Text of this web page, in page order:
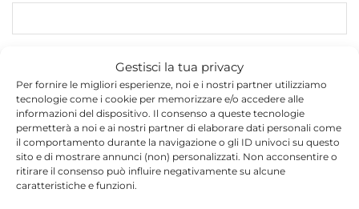
Gestisci la tua privacy
Per fornire le migliori esperienze, noi e i nostri partner utilizziamo
tecnologie come i cookie per memorizzare e/o accedere alle
informazioni del dispositivo. Il consenso a queste tecnologie
permetterà a noi e ai nostri partner di elaborare dati personali come
il comportamento durante la navigazione o gli ID univoci su questo
sito e di mostrare annunci (non) personalizzati. Non acconsentire o
ritirare il consenso può influire negativamente su alcune
caratteristiche e funzioni.
Sito web